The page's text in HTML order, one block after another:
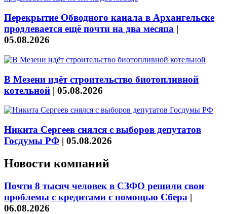
Перекрытие Обводного канала в Архангельске
продлевается ещё почти на два месяца |
05.08.2026
В Мезени идёт строительство биотопливной
котельной | 05.08.2026
Никита Сергеев снялся с выборов депутатов
Госдумы РФ | 05.08.2026
Новости компаний
Почти 8 тысяч человек в СЗФО решили свои
проблемы с кредитами с помощью Сбера |
06.08.2026